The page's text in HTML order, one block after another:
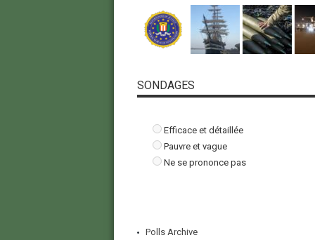
SONDAGES
Efficace et détaillée
Pauvre et vague
Ne se prononce pas
Polls Archive